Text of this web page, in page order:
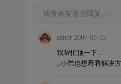
请发表友善的回复…
ankor 2007-03-15
我帮忙顶一下..`
..小弟也想看看解决